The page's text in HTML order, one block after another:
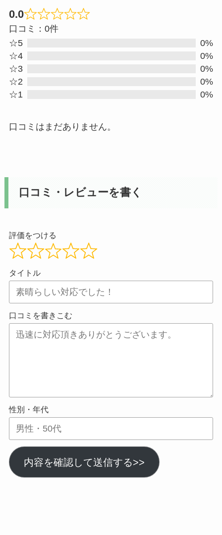
0.0
Rated
口コミ：0件
☆5
0%
☆4
0%
☆3
0%
☆2
0%
☆1
0%
口コミはまだありません。
口コミ・レビューを書く
評価をつける
タイトル
口コミを書きこむ
性別・年代
内容を確認して送信する>>